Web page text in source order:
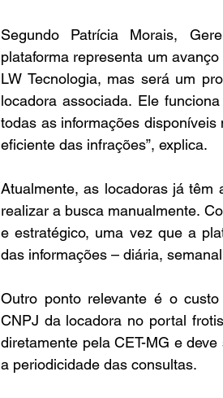
Segundo Patrícia Morais,
plataforma representa um
LW Tecnologia, mas será um
locadora associada. Ele
todas as informações
eficiente das infrações”, explica.
Atualmente, as locadoras já têm
realizar a busca manualmente.
e estratégico, uma vez que a
das informações – diária,
Outro ponto relevante é o
CNPJ da locadora no portal
diretamente pela CET-MG e
a periodicidade das consultas.